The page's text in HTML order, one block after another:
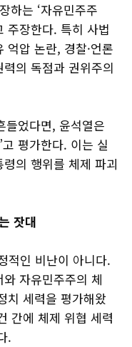
하는 ‘자유민주주
주장한다. 특히 사법
억압 논란, 경찰·언론
의 독점과 권위주의
들었다면, 윤석열은
평가한다. 이는 실
의 행위를 체제 파괴
잣대
적인 비난이 아니다.
자유민주주의 체
치 세력을 평가해왔
간에 체제 위협 세력
.